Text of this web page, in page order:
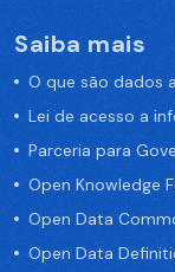
Saiba mais
O que são dados
Lei de acesso a
Parceria para
Open Knowledge
Open Data
Open Data